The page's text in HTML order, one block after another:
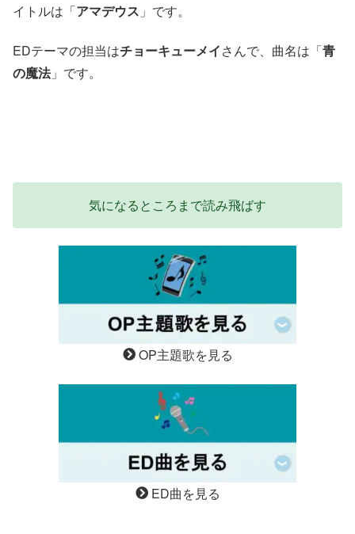
イトルは「アマデウス 」です。
EDテーマの担当はチョーキューメイさんで、曲名は「青
の魔法」です。
気になるところまで読み飛ばす
OP主題歌を見る
ED曲を見る